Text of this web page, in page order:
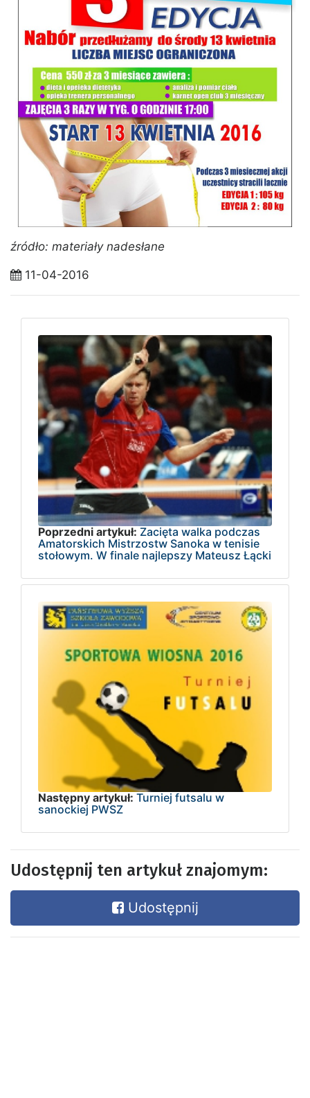
źródło: materiały nadesłane
11-04-2016
Poprzedni artykuł: Zacięta walka podczas
Amatorskich Mistrzostw Sanoka w tenisie
stołowym. W finale najlepszy Mateusz Łącki
Następny artykuł: Turniej futsalu w
sanockiej PWSZ
Udostępnij ten artykuł znajomym:
Udostępnij